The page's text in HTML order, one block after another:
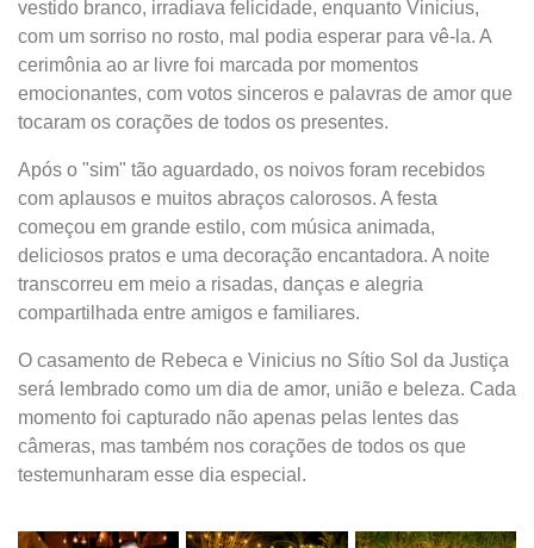
vestido branco, irradiava felicidade, enquanto Vinicius,
com um sorriso no rosto, mal podia esperar para vê-la. A
cerimônia ao ar livre foi marcada por momentos
emocionantes, com votos sinceros e palavras de amor que
tocaram os corações de todos os presentes.
Após o "sim" tão aguardado, os noivos foram recebidos
com aplausos e muitos abraços calorosos. A festa
começou em grande estilo, com música animada,
deliciosos pratos e uma decoração encantadora. A noite
transcorreu em meio a risadas, danças e alegria
compartilhada entre amigos e familiares.
O casamento de Rebeca e Vinicius no Sítio Sol da Justiça
será lembrado como um dia de amor, união e beleza. Cada
momento foi capturado não apenas pelas lentes das
câmeras, mas também nos corações de todos os que
testemunharam esse dia especial.